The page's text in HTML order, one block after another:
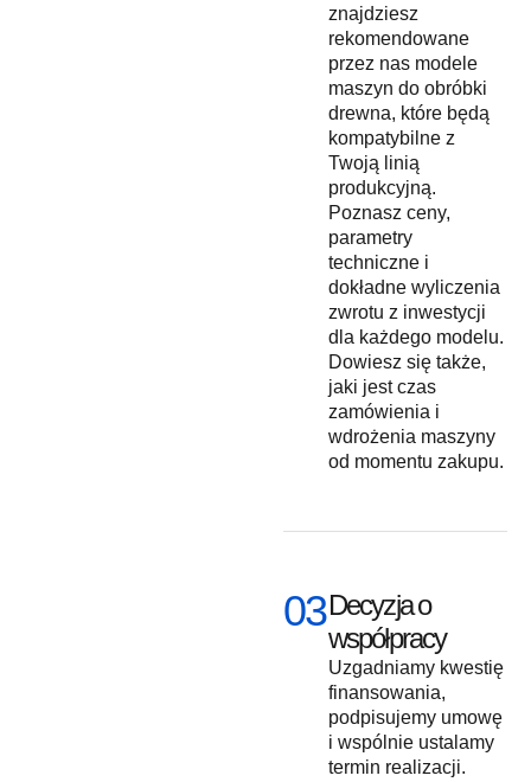
znajdziesz
rekomendowane
przez nas modele
maszyn do obróbki
drewna, które będą
kompatybilne z
Twoją linią
produkcyjną.
Poznasz ceny,
parametry
techniczne i
dokładne wyliczenia
zwrotu z inwestycji
dla każdego modelu.
Dowiesz się także,
jaki jest czas
zamówienia i
wdrożenia maszyny
od momentu zakupu.
03Decyzja o
współpracy
Uzgadniamy kwestię
finansowania,
podpisujemy umowę
i wspólnie ustalamy
termin realizacji.